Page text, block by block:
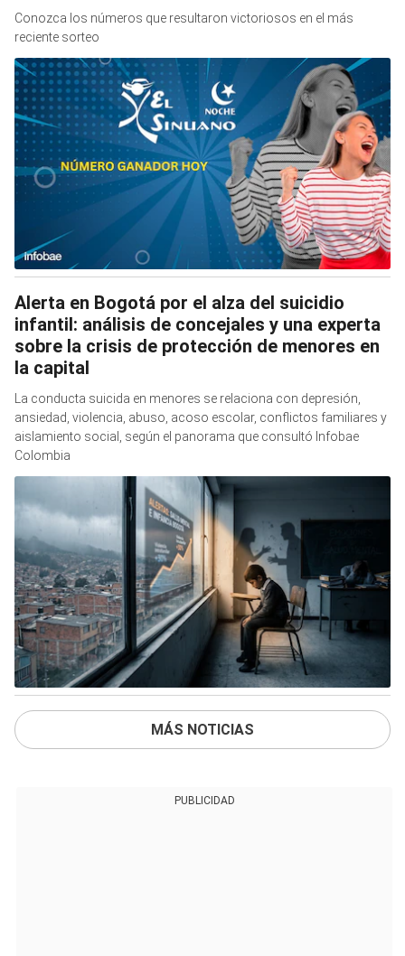
Conozca los números que resultaron victoriosos en el más
reciente sorteo
Alerta en Bogotá por el alza del suicidio
infantil: análisis de concejales y una experta
sobre la crisis de protección de menores en
la capital
La conducta suicida en menores se relaciona con depresión,
ansiedad, violencia, abuso, acoso escolar, conflictos familiares y
aislamiento social, según el panorama que consultó Infobae
Colombia
MÁS NOTICIAS
PUBLICIDAD